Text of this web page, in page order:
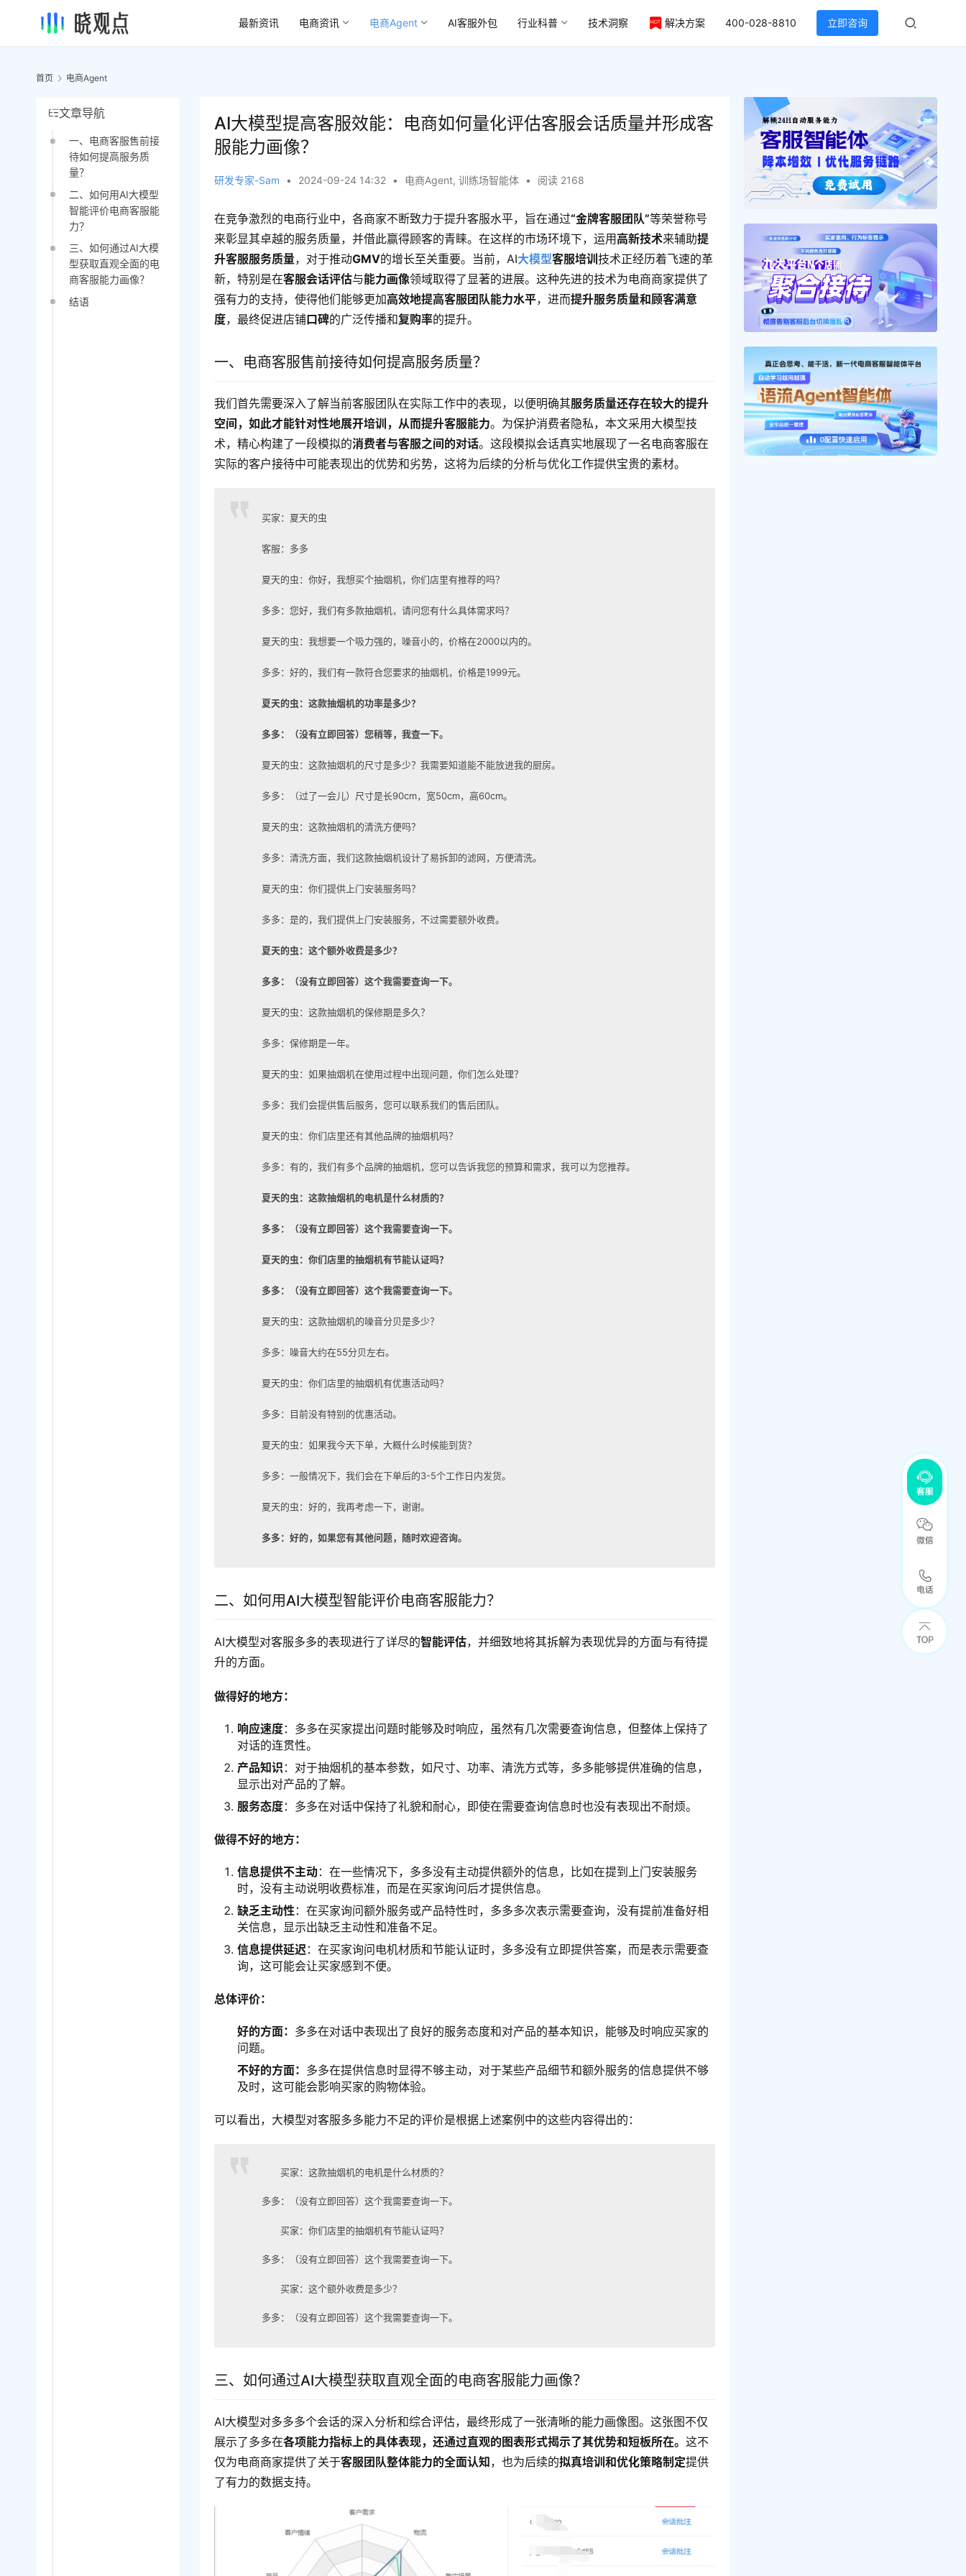
最新资讯 电商资讯 电商Agent AI客服外包 行业科普 技术洞察 解决方案 400-028-8810 立即咨询
首页 电商Agent
文章导航
一、电商客服售前接
待如何提高服务质
量？
二、如何用AI大模型
智能评价电商客服能
力？
三、如何通过AI大模
型获取直观全面的电
商客服能力画像？
结语
AI大模型提高客服效能：电商如何量化评估客服会话质量并形成客
服能力画像？
研发专家-Sam • 2024-09-24 14:32 • 电商Agent,训练场智能体 • 阅读 2168
在竞争激烈的电商行业中，各商家不断致力于提升客服水平，旨在通过“金牌客服团队”等荣誉称号
来彰显其卓越的服务质量，并借此赢得顾客的青睐。在这样的市场环境下，运用高新技术来辅助提
升客服服务质量，对于推动GMV的增长至关重要。当前，AI大模型客服培训技术正经历着飞速的革
新，特别是在客服会话评估与能力画像领域取得了显著的进展。这种先进的技术为电商商家提供了
强有力的支持，使得他们能够更加高效地提高客服团队能力水平，进而提升服务质量和顾客满意
度，最终促进店铺口碑的广泛传播和复购率的提升。
一、电商客服售前接待如何提高服务质量？
我们首先需要深入了解当前客服团队在实际工作中的表现，以便明确其服务质量还存在较大的提升
空间，如此才能针对性地展开培训，从而提升客服能力。为保护消费者隐私，本文采用大模型技
术，精心构建了一段模拟的消费者与客服之间的对话。这段模拟会话真实地展现了一名电商客服在
实际的客户接待中可能表现出的优势和劣势，这将为后续的分析与优化工作提供宝贵的素材。
买家：夏天的虫
客服：多多
夏天的虫：你好，我想买个抽烟机，你们店里有推荐的吗？
多多：您好，我们有多款抽烟机，请问您有什么具体需求吗？
夏天的虫：我想要一个吸力强的，噪音小的，价格在2000以内的。
多多：好的，我们有一款符合您要求的抽烟机，价格是1999元。
夏天的虫：这款抽烟机的功率是多少？
多多：（没有立即回答）您稍等，我查一下。
夏天的虫：这款抽烟机的尺寸是多少？我需要知道能不能放进我的厨房。
多多：（过了一会儿）尺寸是长90cm，宽50cm，高60cm。
夏天的虫：这款抽烟机的清洗方便吗？
多多：清洗方面，我们这款抽烟机设计了易拆卸的滤网，方便清洗。
夏天的虫：你们提供上门安装服务吗？
多多：是的，我们提供上门安装服务，不过需要额外收费。
夏天的虫：这个额外收费是多少？
多多：（没有立即回答）这个我需要查询一下。
夏天的虫：这款抽烟机的保修期是多久？
多多：保修期是一年。
夏天的虫：如果抽烟机在使用过程中出现问题，你们怎么处理？
多多：我们会提供售后服务，您可以联系我们的售后团队。
夏天的虫：你们店里还有其他品牌的抽烟机吗？
多多：有的，我们有多个品牌的抽烟机，您可以告诉我您的预算和需求，我可以为您推荐。
夏天的虫：这款抽烟机的电机是什么材质的？
多多：（没有立即回答）这个我需要查询一下。
夏天的虫：你们店里的抽烟机有节能认证吗？
多多：（没有立即回答）这个我需要查询一下。
夏天的虫：这款抽烟机的噪音分贝是多少？
多多：噪音大约在55分贝左右。
夏天的虫：你们店里的抽烟机有优惠活动吗？
多多：目前没有特别的优惠活动。
夏天的虫：如果我今天下单，大概什么时候能到货？
多多：一般情况下，我们会在下单后的3-5个工作日内发货。
夏天的虫：好的，我再考虑一下，谢谢。
多多：好的，如果您有其他问题，随时欢迎咨询。
二、如何用AI大模型智能评价电商客服能力？
AI大模型对客服多多的表现进行了详尽的智能评估，并细致地将其拆解为表现优异的方面与有待提
升的方面。
做得好的地方：
响应速度：多多在买家提出问题时能够及时响应，虽然有几次需要查询信息，但整体上保持了
对话的连贯性。
产品知识 ：对于抽烟机的基本参数，如尺寸、功率、清洗方式等，多多能够提供准确的信息，
显示出对产品的了解。
服务态度：多多在对话中保持了礼貌和耐心，即使在需要查询信息时也没有表现出不耐烦。
做得不好的地方：
信息提供不主动：在一些情况下，多多没有主动提供额外的信息，比如在提到上门安装服务
时，没有主动说明收费标准，而是在买家询问后才提供信息。
缺乏主动性：在买家询问额外服务或产品特性时，多多多次表示需要查询，没有提前准备好相
关信息，显示出缺乏主动性和准备不足。
信息提供延迟：在买家询问电机材质和节能认证时，多多没有立即提供答案，而是表示需要查
询，这可能会让买家感到不便。
总体评价：
好的方面： 多多在对话中表现出了良好的服务态度和对产品的基本知识，能够及时响应买家的
问题。
不好的方面： 多多在提供信息时显得不够主动，对于某些产品细节和额外服务的信息提供不够
及时，这可能会影响买家的购物体验。
可以看出，大模型对客服多多能力不足的评价是根据上述案例中的这些内容得出的：
买家：这款抽烟机的电机是什么材质的？
多多：（没有立即回答）这个我需要查询一下。
买家：你们店里的抽烟机有节能认证吗？
多多：（没有立即回答）这个我需要查询一下。
买家：这个额外收费是多少？
多多：（没有立即回答）这个我需要查询一下。
三、如何通过AI大模型获取直观全面的电商客服能力画像？
AI大模型对多多多个会话的深入分析和综合评估，最终形成了一张清晰的能力画像图。这张图不仅
展示了多多在各项能力指标上的具体表现，还通过直观的图表形式揭示了其优势和短板所在。这不
仅为电商商家提供了关于客服团队整体能力的全面认知，也为后续的拟真培训和优化策略制定提供
了有力的数据支持。